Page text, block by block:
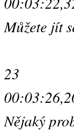
Můžete jít
23
Nějaký